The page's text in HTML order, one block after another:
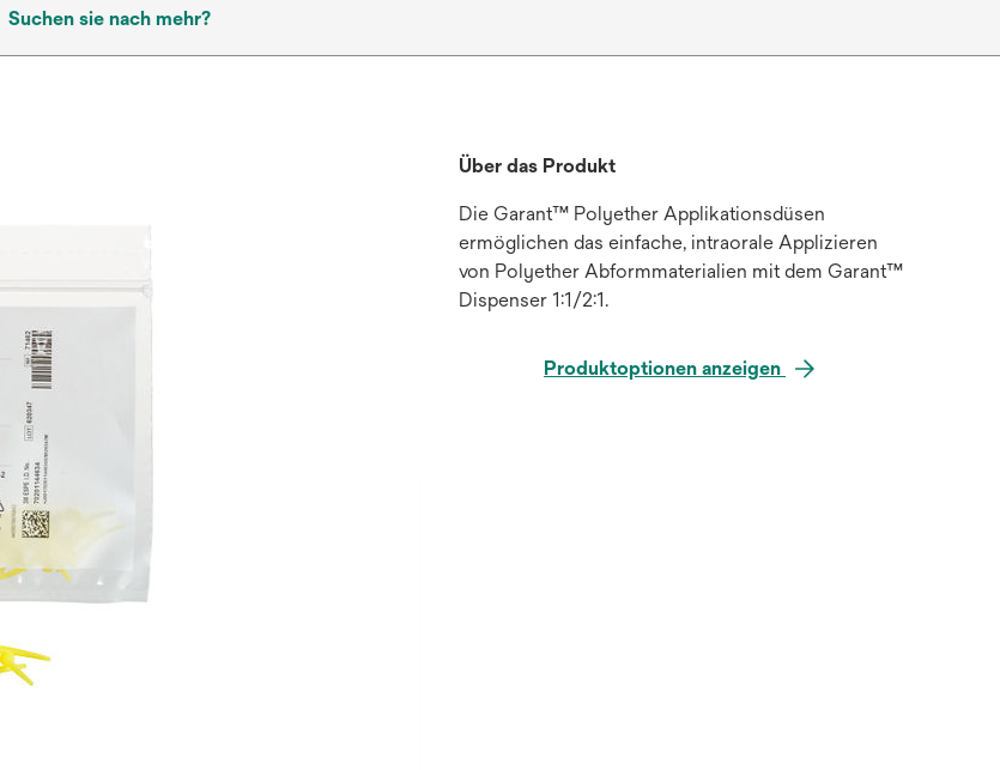
Suchen sie nach mehr?
Über das Produkt
Die Garant™ Polyether Applikationsdüsen
ermöglichen das einfache, intraorale Applizieren
von Polyether Abformmaterialien mit dem Garant™
Dispenser 1:1/2:1.
Produktoptionen anzeigen